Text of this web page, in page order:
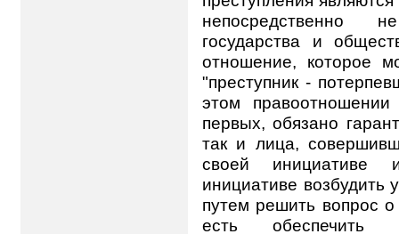
непосредственно
государства и
отношение, которое
"преступник -
этом
первых, обязано
так и лица,
своей инициативе
инициативе возбудить
путем решить вопрос
есть обеспечить